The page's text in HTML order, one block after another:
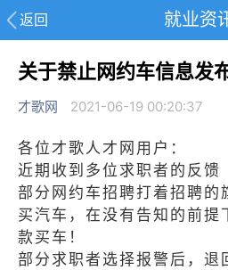
返回 就业资
关于禁止网约车信息发
才歌网 2021-06-19 00:20:37
各位才歌人才网用户：
近期收到多位求职者的反馈
部分网约车招聘打着招聘的
买汽车，在没有告知的前提
款买车！
部分求职者选择报警后，退